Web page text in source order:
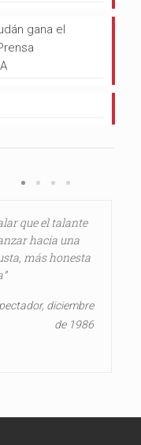
gana el
que el talante
hacia una
más honesta
diciembre
de 1986